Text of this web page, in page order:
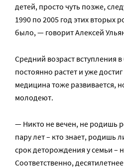
детей, просто чуть позже,
1990 по 2005 год этих вторых
было, — говорит Алексей
Средний возраст вступления
постоянно растет и уже
медицина тоже развивается,
молодеют.
— Никто не вечен, не родишь
пару лет – кто знает, родишь
срок деторождения у семьи –
Соответственно,